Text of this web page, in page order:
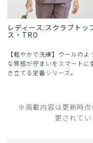
レディース:スクラブトッ
ス・TRO
【軽やかで洗練】ウールのよ
な質感が佇まいをスマートに
き立てる定番シリーズ。
※掲載内容は更新時点
更されてい